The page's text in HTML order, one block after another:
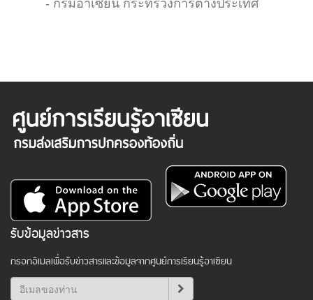
- กรมอาเซียน กระทรวงการต่างประเทศ
รับข้อมูลข่าวสาร
กรอกอีเมลเพื่อรับข่าวสารและข้อมูลจากศูนย์การเรียนรู้อาเซียน